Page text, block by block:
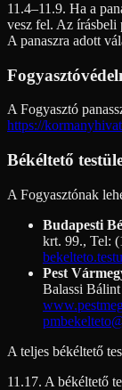
11.4–11.9. Ha a
vesz fel. Az írásbeli
A panaszra adott
A Fogyasztó
https://
Békéltető
A Fogyasztónak
Budapesti
krt. 99., Tel:
Pest
Balassi
A teljes békéltető
11.17. A békéltető